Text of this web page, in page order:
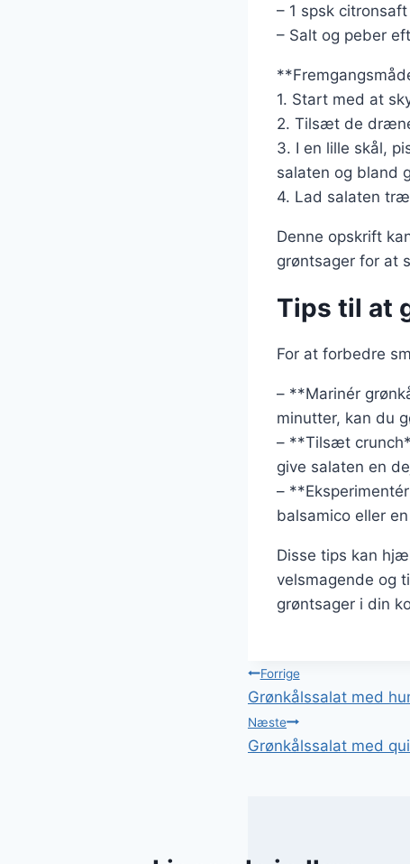
– 1 spsk citronsaft
– Salt og peber
1. Start med at
2. Tilsæt de
3. I en lille skål,
salaten og bland
4. Lad salaten
Denne opskrift
grøntsager for at
Tips til at
For at forbedre
– **Marinér
minutter, kan du
– **Tilsæt
give salaten en
–
balsamico eller
Disse tips kan
velsmagende og
grøntsager i din
Forrige
Grønkålssalat med
Næste
Grønkålssalat med